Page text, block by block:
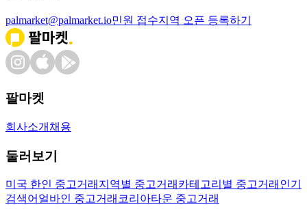
palmarket@palmarket.io민원 접수지역 오픈 등록하기
팔마켓
회사소개 채용
둘러보기
미국 한인 중고거래 지역별 중고거래 카테고리별 중고거래 인기
검색어 얼바인 중고거래 코리아타운 중고거래